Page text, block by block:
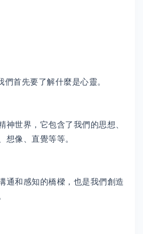
首先要了解什麼是心靈。
神世界，它包含了我們的思想、
想像、直覺等等。
通和感知的橋樑，也是我們創造